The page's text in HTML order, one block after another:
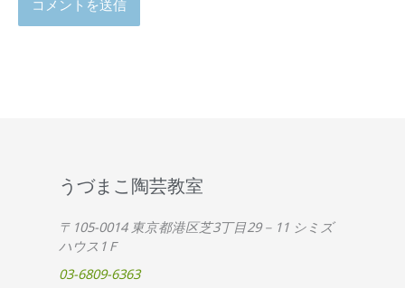
うづまこ陶芸教室
〒105-0014 東京都港区芝3丁目29－11 シミズ
ハウス1Ｆ
03-6809-6363